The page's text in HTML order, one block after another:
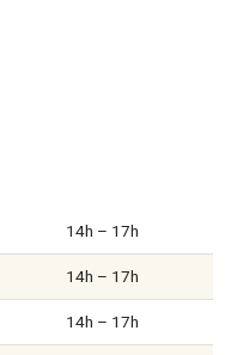
14h – 17h
14h – 17h
14h – 17h